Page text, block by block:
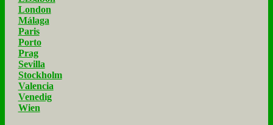
London
Málaga
Paris
Porto
Prag
Sevilla
Stockholm
Valencia
Venedig
Wien